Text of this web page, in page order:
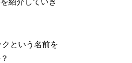
という名前を